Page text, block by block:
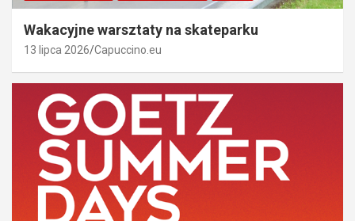
Wakacyjne warsztaty na skateparku
13 lipca 2026 Capuccino.eu